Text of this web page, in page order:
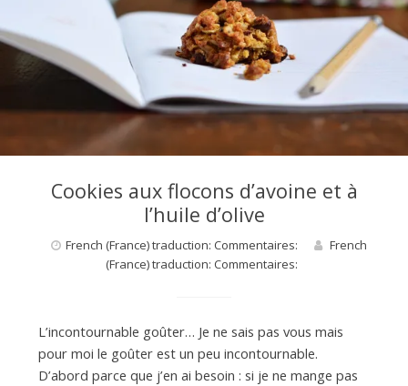
d
e
Cookies aux flocons d’avoine et à
l’huile d’olive
French (France) traduction: Commentaires:
French
(France) traduction: Commentaires:
L’incontournable goûter… Je ne sais pas vous mais
pour moi le goûter est un peu incontournable.
D’abord parce que j’en ai besoin : si je ne mange pas